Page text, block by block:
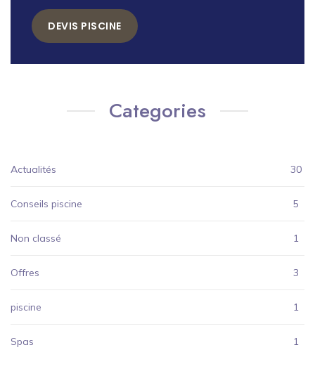
DEVIS PISCINE
Categories
Actualités 30
Conseils piscine 5
Non classé 1
Offres 3
piscine 1
Spas 1